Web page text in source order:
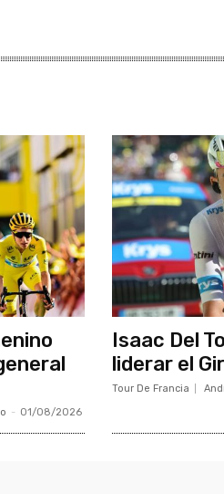
- 01/08/2026
Isaac Del
liderar el
Tour De Francia